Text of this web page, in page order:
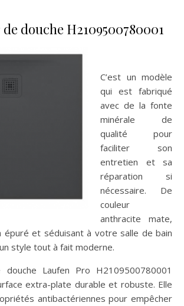
douche H2109500780001
C’est un modèle
qui est fabriqué
avec de la fonte
minérale de
qualité pour
faciliter son
entretien et sa
réparation si
nécessaire. De
couleur
anthracite mate,
épuré et séduisant à votre salle de bain
style tout à fait moderne.
Laufen Pro H2109500780001
extra-plate durable et robuste. Elle
antibactériennes pour empêcher